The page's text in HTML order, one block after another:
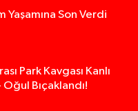
Yaşamına Son Verdi
Park Kavgası Kanlı
Bıçaklandı!
165 Tabanca Ele
Oldu: 13 Araç
Kullanılamaz